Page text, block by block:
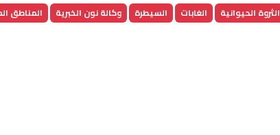
الثروة الحيوانية الغابات السيطرة وكالة نون الخبرية المناطق